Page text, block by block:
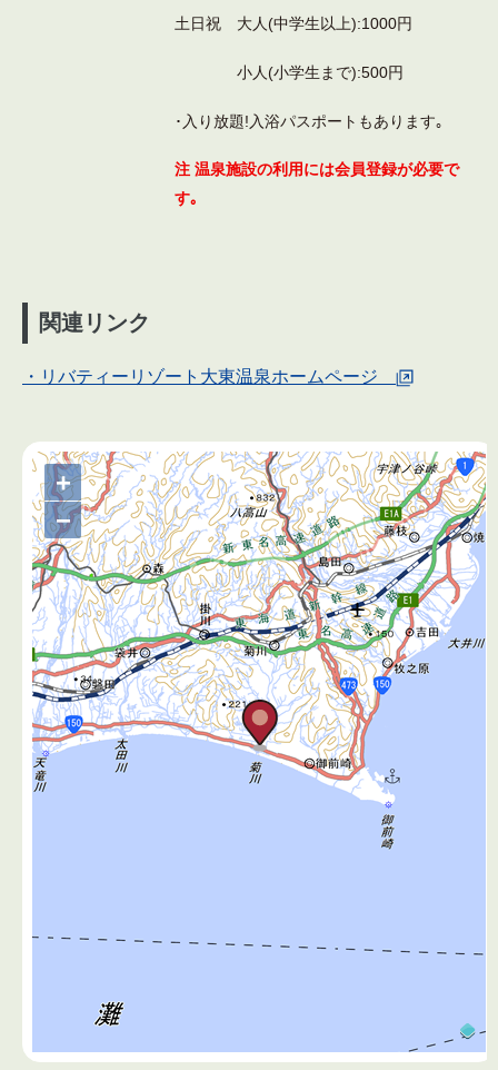
土日祝 大人(中学生以上):1000円
小人(小学生まで):500円
･入り放題!入浴パスポートもあります｡
注 温泉施設の利用には会員登録が必要で
す｡
関連リンク
・リバティーリゾート大東温泉ホームページ
地
図
+
−